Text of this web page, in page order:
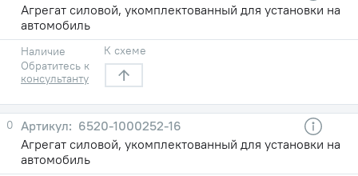
Агрегат силовой, укомплектованный для установки на
автомобиль
Наличие
Обратитесь к
консультанту
К схеме
0
6520-1000252-16
Агрегат силовой, укомплектованный для установки на
автомобиль